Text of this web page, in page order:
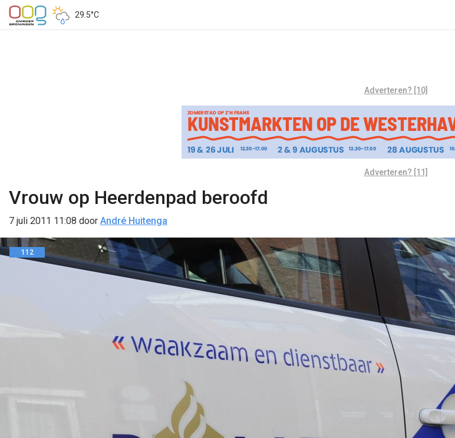
29.5°C
Adverteren? [10]
Adverteren? [11]
Vrouw op Heerdenpad beroofd
7 juli 2011 11:08 door André Huitenga
112